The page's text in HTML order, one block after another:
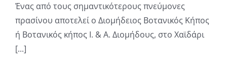
Ένας από τους σημαντικότερους πνεύμονες
πρασίνου αποτελεί ο Διομήδειος Βοτανικός Κήπος
ή Βοτανικός κήπος Ι. & Α. Διομήδους, στο Χαϊδάρι
[...]